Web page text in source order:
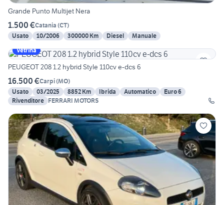
Grande Punto Multijet Nera
1.500 €Catania (CT)
Usato
10/2006 300000 Km Diesel
Manuale
Vetrina
PEUGEOT 208 1.2 hybrid Style 110cv e-dcs 6
16.500 €Carpi(MO)
Usato
03/2025 8852 Km Ibrida Automatico
Euro 6
Rivenditore FERRARI MOTORS